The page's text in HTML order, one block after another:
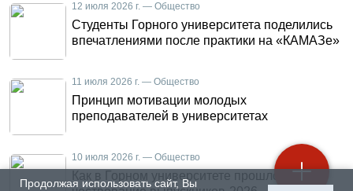
Продолжая использовать сайт, Вы
12 июля 2026 г. — Общество
Студенты Горного университета поделились
впечатлениями после практики на «КАМАЗе»
11 июля 2026 г. — Общество
Принцип мотивации молодых
преподавателей в университетах
10 июля 2026 г. — Общество
Как в Горном университете прошло